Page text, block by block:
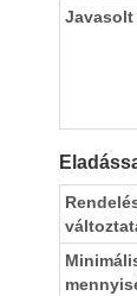
Javasolt